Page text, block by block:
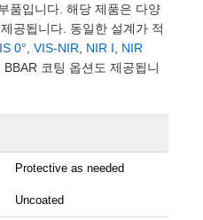
품입니다. 해당 제품은 다양
공됩니다. 동일한 설계가 적
0° VIS-NIR NIR I
NIR
BBAR 코팅 옵션도 제공됩니
Protective as needed
Uncoated